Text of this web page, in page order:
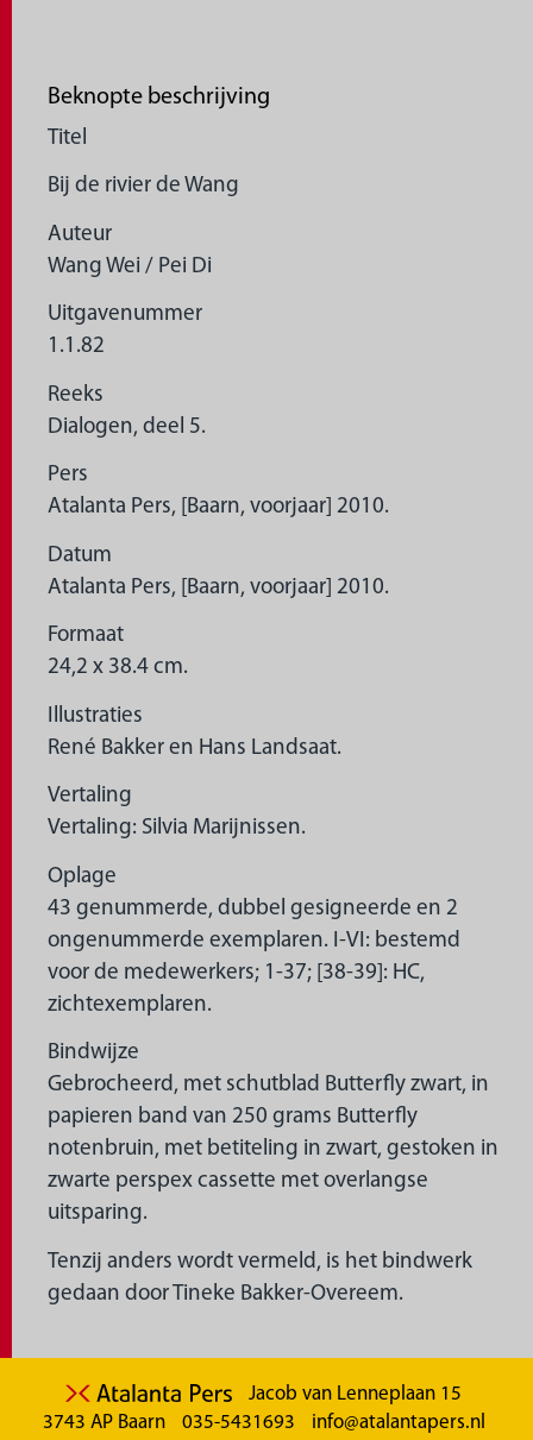
Beknopte beschrijving
Titel
Bij de rivier de Wang
Auteur
Wang Wei / Pei Di
Uitgavenummer
1.1.82
Reeks
Dialogen, deel 5.
Pers
Atalanta Pers, [Baarn, voorjaar] 2010.
Datum
Atalanta Pers, [Baarn, voorjaar] 2010.
Formaat
24,2 x 38.4 cm.
Illustraties
René Bakker en Hans Landsaat.
Vertaling
Vertaling: Silvia Marijnissen.
Oplage
43 genummerde, dubbel gesigneerde en 2
ongenummerde exemplaren. I-VI: bestemd
voor de medewerkers; 1-37; [38-39]: HC,
zichtexemplaren.
Bindwijze
Gebrocheerd, met schutblad Butterfly zwart, in
papieren band van 250 grams Butterfly
notenbruin, met betiteling in zwart, gestoken in
zwarte perspex cassette met overlangse
uitsparing.
Tenzij anders wordt vermeld, is het bindwerk
gedaan door Tineke Bakker-Overeem.
Jacob van Lenneplaan 15
3743 AP Baarn
035-5431693 info@atalantapers.nl